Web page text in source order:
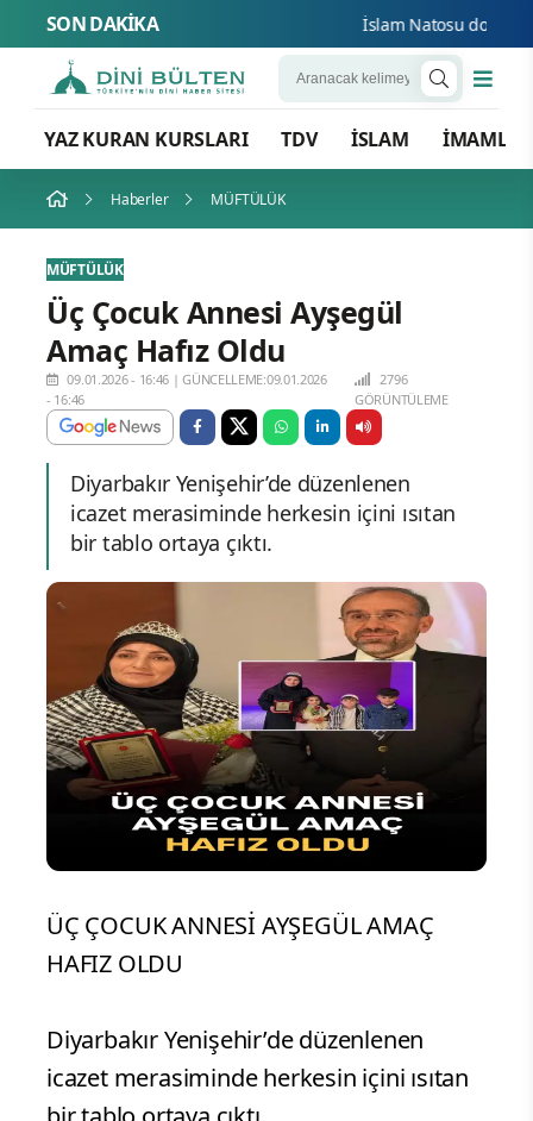
SON DAKİKA İslam Natosu dosta
YAZ KURAN KURSLARI TDV İSLAM İMAMLAR
Haberler MÜFTÜLÜK
MÜFTÜLÜK
Üç Çocuk Annesi Ayşegül
Amaç Hafız Oldu
09.01.2026 - 16:46 |GÜNCELLEME:09.01.2026
- 16:46
2796
GÖRÜNTÜLEME
Diyarbakır Yenişehir’de düzenlenen
icazet merasiminde herkesin içini ısıtan
bir tablo ortaya çıktı.
ÜÇ ÇOCUK ANNESİ AYŞEGÜL AMAÇ
HAFIZ OLDU
Diyarbakır Yenişehir’de düzenlenen
icazet merasiminde herkesin içini ısıtan